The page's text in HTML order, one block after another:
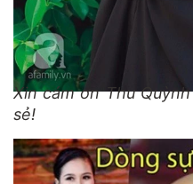
Xin cám ơn Thu
sẻ!